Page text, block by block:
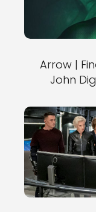
Arrow |
John